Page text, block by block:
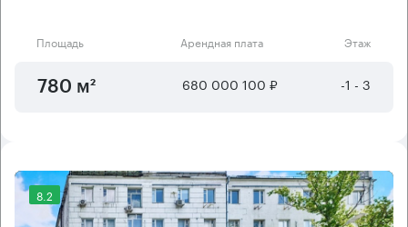
Площадь Арендная плата Этаж
780 м² 680 000 100 ₽ -1 - 3
8.2